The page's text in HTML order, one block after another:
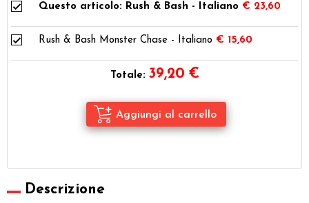
Questo articolo: Rush & Bash - Italiano € 23,60
Rush & Bash Monster Chase - Italiano € 15,60
Totale: 39,20 €
Descrizione